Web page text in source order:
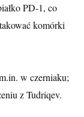
PD-1, co
komórki
w czerniaku;
z Tudriqev.